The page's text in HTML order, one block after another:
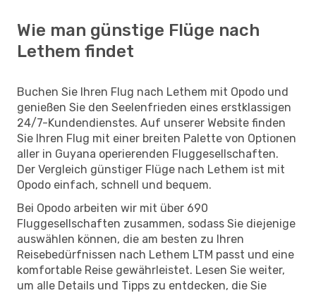
Wie man günstige Flüge nach
Lethem findet
Buchen Sie Ihren Flug nach Lethem mit Opodo und
genießen Sie den Seelenfrieden eines erstklassigen
24/7-Kundendienstes. Auf unserer Website finden
Sie Ihren Flug mit einer breiten Palette von Optionen
aller in Guyana operierenden Fluggesellschaften.
Der Vergleich günstiger Flüge nach Lethem ist mit
Opodo einfach, schnell und bequem.
Bei Opodo arbeiten wir mit über 690
Fluggesellschaften zusammen, sodass Sie diejenige
auswählen können, die am besten zu Ihren
Reisebedürfnissen nach Lethem LTM passt und eine
komfortable Reise gewährleistet. Lesen Sie weiter,
um alle Details und Tipps zu entdecken, die Sie